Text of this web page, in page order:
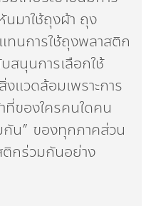
มาใช้ถุงผ้า ถุง
ทนการใช้ถุงพลาสติก
สนุนการเลือกใช้
วดล้อมเพราะการ
ที่ของใครคนใดคน
น” ของทุกภาคส่วน
ติกร่วมกันอย่าง